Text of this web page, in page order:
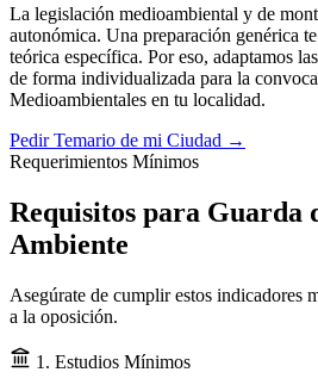
La legislación medioambiental y de
autonómica. Una preparación genérica
teórica específica. Por eso, adaptamos
de forma individualizada para la
Medioambientales en tu localidad.
Pedir Temario de mi Ciudad →
Requerimientos Mínimos
Requisitos para Guarda
Ambiente
Asegúrate de cumplir estos indicadores
a la oposición.
1. Estudios Mínimos